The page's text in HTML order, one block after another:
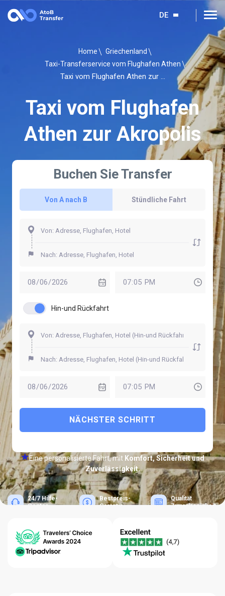
DE
Home
Griechenland
Taxi-Transferservice vom Flughafen Athen
Taxi vom Flughafen Athen zur Akropolis
Taxi vom Flughafen
Athen zur Akropolis
Buchen Sie Transfer
Von A nach B Stündliche Fahrt
Hin-und Rückfahrt
NÄCHSTER SCHRITT
Eine personalisierte Fahrt, mit Komfort, Sicherheit und
Zuverlässigkeit.
24/7 Hilfe-
Center
Bestpreis-
Garantie
Qualität
Zuverlässigkeit